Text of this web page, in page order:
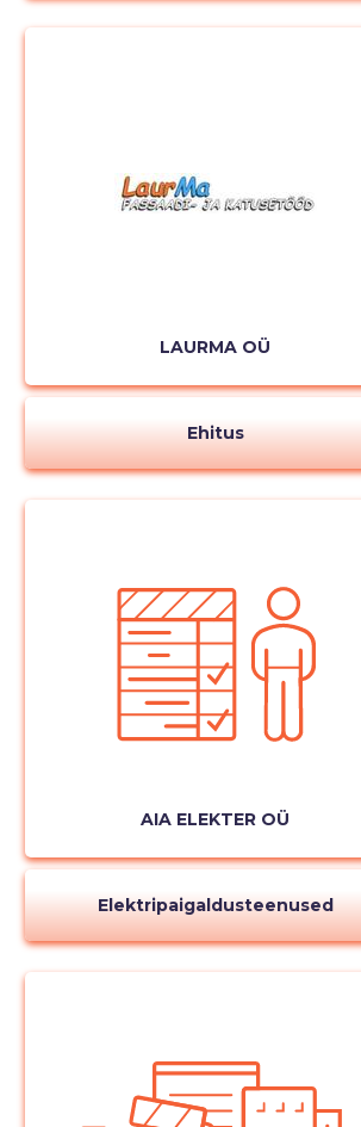
LAURMA OÜ
Ehitus
AIA ELEKTER OÜ
Elektripaigaldusteenused
Muuda pildi